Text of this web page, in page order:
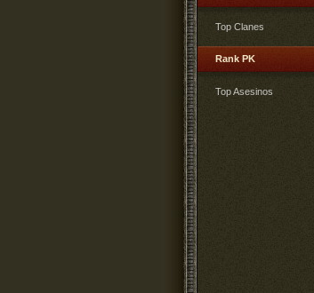
Top Clanes
Rank PK
Top Asesinos